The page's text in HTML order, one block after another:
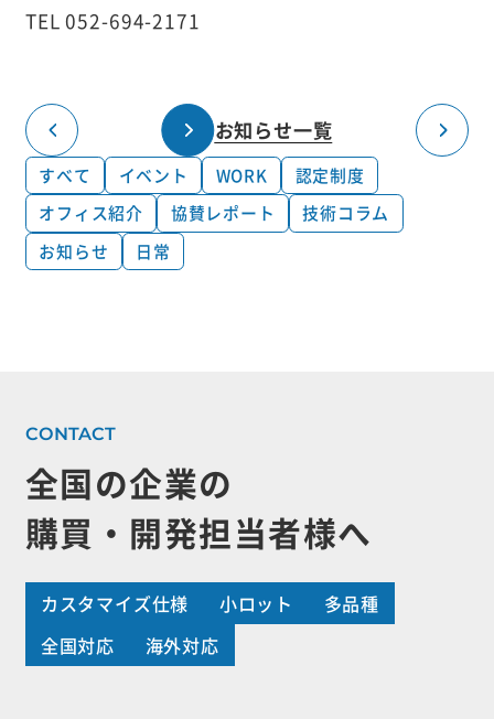
すべて イベント WORK
認定制度
オフィス紹介
協賛レポート
技術コラム
お知らせ
日常
TEL 052-694-2171
お知らせ一覧
全国の企業の
購買・開発担当者様へ
カスタマイズ仕様 小ロット
多品種
全国対応
海外対応